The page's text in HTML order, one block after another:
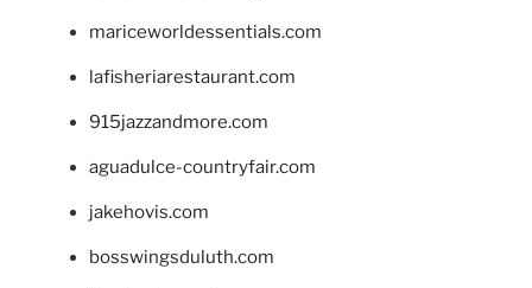
mariceworldessentials.com
lafisheriarestaurant.com
915jazzandmore.com
aguadulce-countryfair.com
jakehovis.com
bosswingsduluth.com